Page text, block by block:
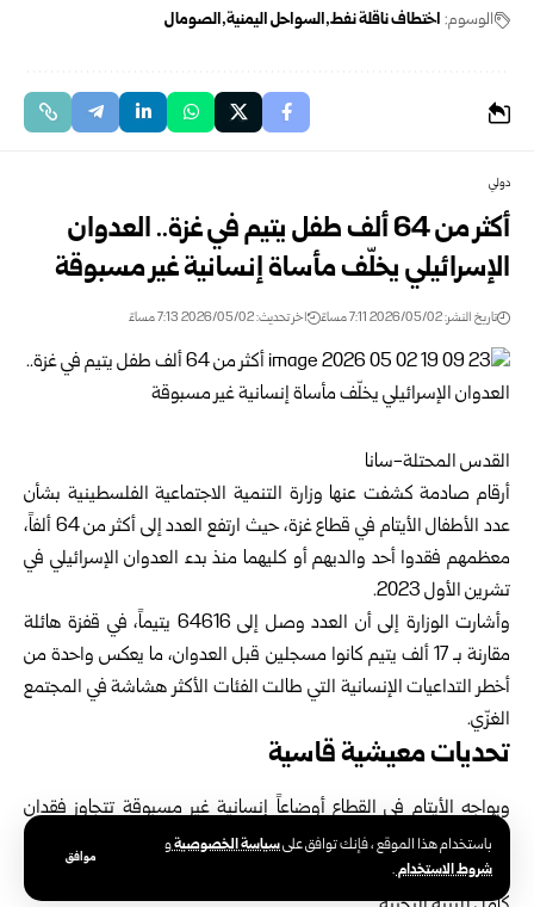
باستخدام هذا الموقع ، فإنك توافق علىسياسة الخصوصيةو
شروط الاستخدام.
موافق
الوسوم: اختطاف ناقلة نفط السواحل اليمنية الصومال
دولي
أكثر من 64 ألف طفل يتيم في غزة.. العدوان
الإسرائيلي يخلّف مأساة إنسانية غير مسبوقة
تاريخ النشر: 2026/05/02 7:11 مساءً اخر تحديث: 2026/05/02 7:13 مساءً
القدس المحتلة-سانا
أرقام صادمة كشفت عنها وزارة التنمية الاجتماعية الفلسطينية بشأن
عدد الأطفال الأيتام في قطاع غزة، حيث ارتفع العدد إلى أكثر من 64 ألفاً،
معظمهم فقدوا أحد والديهم أو كليهما منذ بدء العدوان الإسرائيلي في
تشرين الأول 2023.
وأشارت الوزارة إلى أن العدد وصل إلى 64616 يتيماً، في قفزة هائلة
مقارنة بـ 17 ألف يتيم كانوا مسجلين قبل العدوان، ما يعكس واحدة من
أخطر التداعيات الإنسانية التي طالت الفئات الأكثر هشاشة في المجتمع
الغزّي.
تحديات معيشية قاسية
ويواجه الأيتام في القطاع أوضاعاً إنسانية غير مسبوقة تتجاوز فقدان
الوالدين، لتشمل النزوح القسري، وفقدان المأوى، وتعطل الخدمات
الصحية والتعليمية، ونقصاً حاداً في الغذاء والدواء، في ظل انهيار شبه